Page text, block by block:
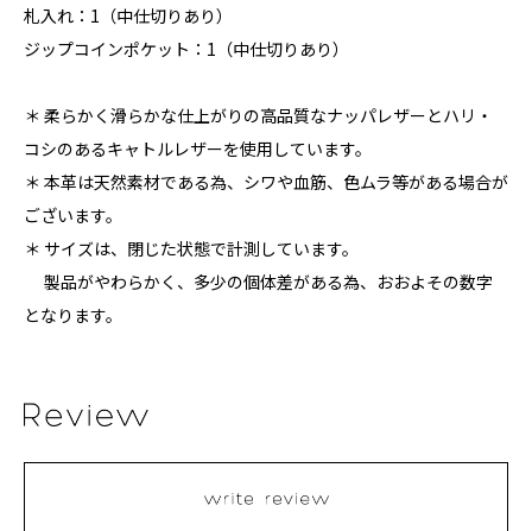
札入れ：1（中仕切りあり）
ジップコインポケット：1（中仕切りあり）
＊ 柔らかく滑らかな仕上がりの高品質なナッパレザーとハリ・
コシのあるキャトルレザーを使用しています。
＊ 本革は天然素材である為、シワや血筋、色ムラ等がある場合が
ございます。
＊ サイズは、閉じた状態で計測しています。
製品がやわらかく、多少の個体差がある為、おおよその数字
となります。